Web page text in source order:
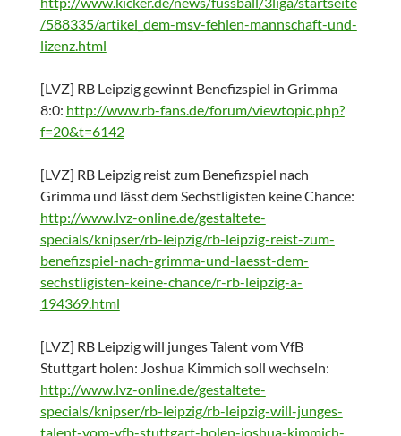
/588335/artikel_dem-msv-fehlen-mannschaft-und-
lizenz.html
[LVZ] RB Leipzig gewinnt Benefizspiel in Grimma
8:0: http://www.rb-fans.de/forum/viewtopic.php?
f=20&t=6142
[LVZ] RB Leipzig reist zum Benefizspiel nach
Grimma und lässt dem Sechstligisten keine Chance:
http://www.lvz-online.de/gestaltete-
specials/knipser/rb-leipzig/rb-leipzig-reist-zum-
benefizspiel-nach-grimma-und-laesst-dem-
sechstligisten-keine-chance/r-rb-leipzig-a-
194369.html
[LVZ] RB Leipzig will junges Talent vom VfB
Stuttgart holen: Joshua Kimmich soll wechseln:
http://www.lvz-online.de/gestaltete-
specials/knipser/rb-leipzig/rb-leipzig-will-junges-
talent-vom-vfb-stuttgart-holen-joshua-kimmich-